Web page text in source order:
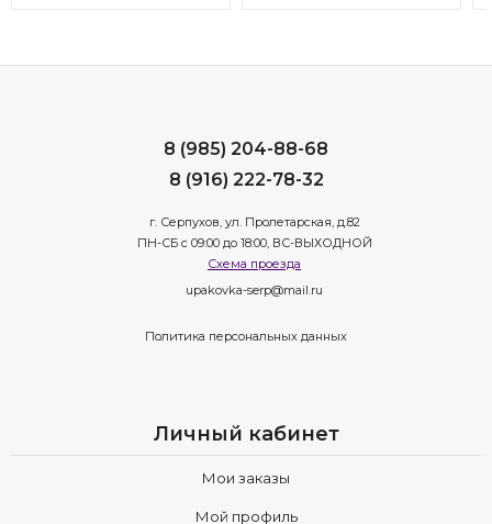
8 (985) 204-88-68
8 (916) 222-78-32
г. Серпухов, ул. Пролетарская, д.82
ПН-СБ с 09:00 до 18:00, ВС-ВЫХОДНОЙ
Схема проезда
upakovka-serp@mail.ru
Политика персональных данных
Личный кабинет
Мои заказы
Мой профиль